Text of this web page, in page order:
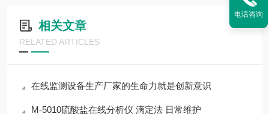
相关文章
RELATED ARTICLES
在线监测设备生产厂家的生命力就是创新意识
M-5010硫酸盐在线分析仪 滴定法 日常维护
电话咨询